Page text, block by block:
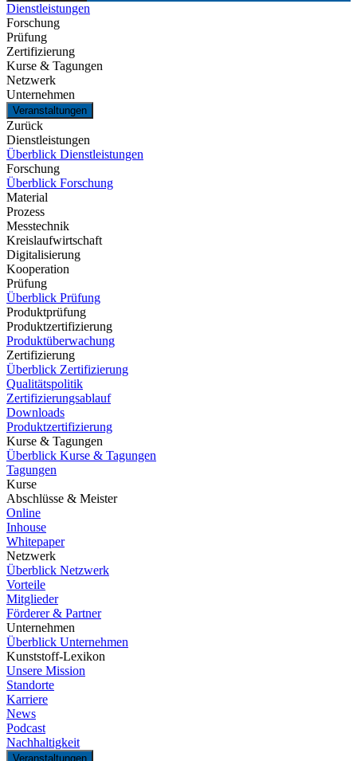
Dienstleistungen
Forschung
Prüfung
Zertifizierung
Kurse & Tagungen
Netzwerk
Unternehmen
Veranstaltungen
Zurück
Dienstleistungen
Überblick Dienstleistungen
Forschung
Überblick Forschung
Material
Prozess
Messtechnik
Kreislaufwirtschaft
Digitalisierung
Kooperation
Prüfung
Überblick Prüfung
Produktprüfung
Produktzertifizierung
Produktüberwachung
Zertifizierung
Überblick Zertifizierung
Qualitätspolitik
Zertifizierungsablauf
Downloads
Produktzertifizierung
Kurse & Tagungen
Überblick Kurse & Tagungen
Tagungen
Kurse
Abschlüsse & Meister
Online
Inhouse
Whitepaper
Netzwerk
Überblick Netzwerk
Vorteile
Mitglieder
Förderer & Partner
Unternehmen
Überblick Unternehmen
Kunststoff-Lexikon
Unsere Mission
Standorte
Karriere
News
Podcast
Nachhaltigkeit
Veranstaltungen